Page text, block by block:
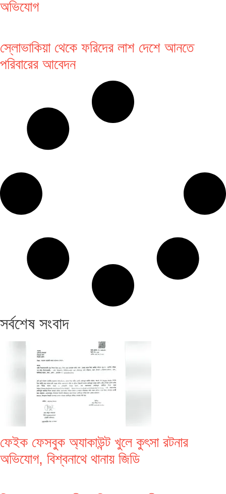
অভিযোগ
স্লোভাকিয়া থেকে ফরিদের লাশ দেশে আনতে
পরিবারের আবেদন
সর্বশেষ সংবাদ
ফেইক ফেসবুক অ্যাকাউন্ট খুলে কুৎসা রটনার
অভিযোগ, বিশ্বনাথে থানায় জিডি